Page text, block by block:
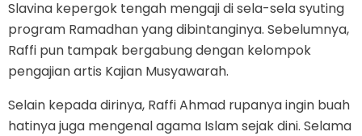
Slavina kepergok tengah mengaji di sela-sela syuting
program Ramadhan yang dibintanginya. Sebelumnya,
Raffi pun tampak bergabung dengan kelompok
pengajian artis Kajian Musyawarah.
Selain kepada dirinya, Raffi Ahmad rupanya ingin buah
hatinya juga mengenal agama Islam sejak dini. Selama